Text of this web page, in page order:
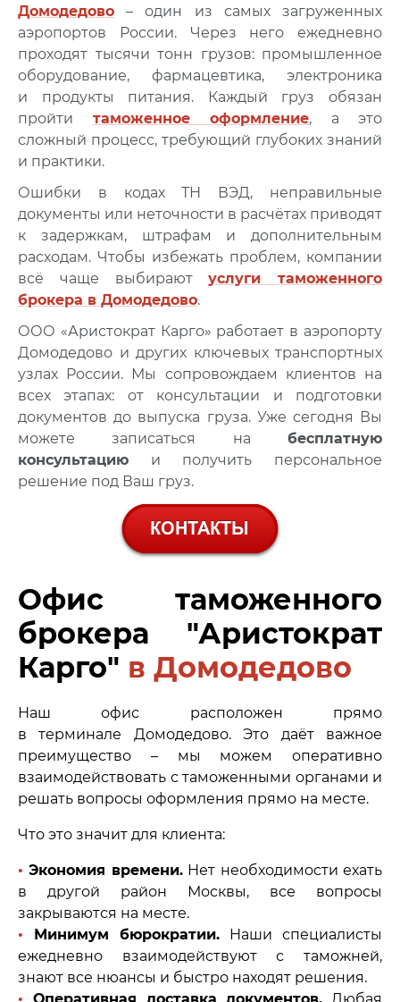
Домодедово – один из самых загруженных
аэропортов России. Через него ежедневно
проходят тысячи тонн грузов: промышленное
оборудование, фармацевтика, электроника
и продукты питания. Каждый груз обязан
пройти таможенное оформление, а это
сложный процесс, требующий глубоких знаний
и практики.
Ошибки в кодах ТН ВЭД, неправильные
документы или неточности в расчётах приводят
к задержкам, штрафам и дополнительным
расходам. Чтобы избежать проблем, компании
всё чаще выбираютуслуги таможенного
брокера в Домодедово.
ООО «Аристократ Карго» работает в аэропорту
Домодедово и других ключевых транспортных
узлах России. Мы сопровождаем клиентов на
всех этапах: от консультации и подготовки
документов до выпуска груза. Уже сегодня Вы
можете записаться на бесплатную
консультацию и получить персональное
решение под Ваш груз.
Офис таможенного
брокера "Аристократ
Карго" в Домодедово
Наш офис расположен прямо
в терминале Домодедово. Это даёт важное
преимущество – мы можем оперативно
взаимодействовать с таможенными органами и
решать вопросы оформления прямо на месте.
Что это значит для клиента:
•Экономия времени.Нет необходимости ехать
в другой район Москвы, все вопросы
закрываются на месте.
• Минимум бюрократии. Наши специалисты
ежедневно взаимодействуют с таможней,
знают все нюансы и быстро находят решения.
• Оперативная доставка документов. Любая